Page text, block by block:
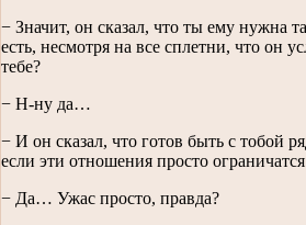
− Значит, он сказал, что ты ему нужна
есть, несмотря на все сплетни, что он
тебе?
− Н-ну да…
− И он сказал, что готов быть с тобой
если эти отношения просто
− Да… Ужас просто, правда?